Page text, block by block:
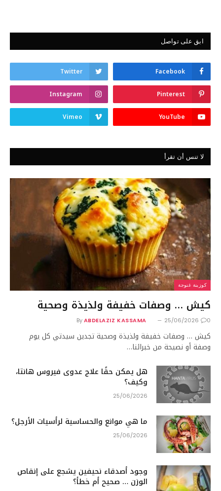
ابق على تواصل
Facebook
Twitter
Pinterest
Instagram
YouTube
Vimeo
لا تنس أن تقرأ
كوزينة غنوجة
كيش … وصفات خفيفة ولذيذة وصحية
By ABDELAZIZ KASSAMA 25/06/2026 0
كيش … وصفات خفيفة ولذيذة وصحية تجدين سيدتي كل يوم
وصفة أو نصيحة من خبرائنا…
هل يمكن حقًا علاج عدوى فيروس هانتا،
وكيف؟
25/06/2026
ما هي موانع والحساسية لرأسيات الأرجل؟
25/06/2026
وجود أصدقاء نحيفين يشجع على إنقاص
الوزن … صحيح أم خطأ؟